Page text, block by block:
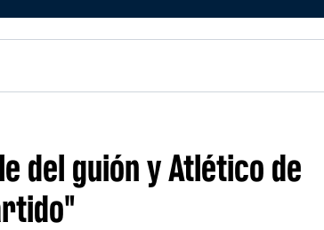
del guión y Atlético de